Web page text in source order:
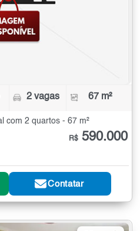
2 vagas 67 m²
com 2 quartos - 67 m²
R$ 590.000
Contatar